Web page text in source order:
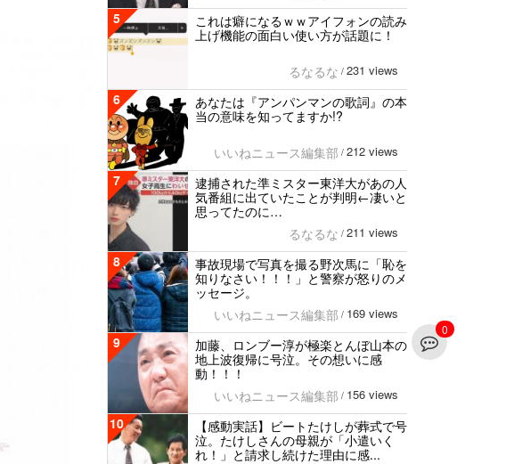
0
5
これは癖になるｗｗアイフォンの読み
上げ機能の面白い使い方が話題に！
るなるな / 231 views
6
あなたは『アンパンマンの歌詞』の本
当の意味を知ってますか!?
いいねニュース編集部 / 212 views
7
逮捕された準ミスター東洋大があの人
気番組に出ていたことが判明←凄いと
思ってたのに…
るなるな / 211 views
8
事故現場で写真を撮る野次馬に「恥を
知りなさい！！！」と警察が怒りのメ
ッセージ。
いいねニュース編集部 / 169 views
9
加藤、ロンブー淳が極楽とんぼ山本の
地上波復帰に号泣。その想いに感
動！！！
いいねニュース編集部 / 156 views
10
【感動実話】ビートたけしが葬式で号
泣。たけしさんの母親が「小遣いく
れ！」と請求し続けた理由に感...